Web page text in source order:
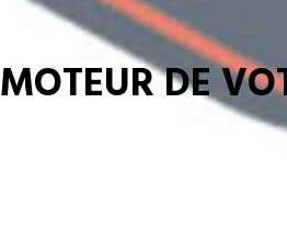
MOTEUR DE